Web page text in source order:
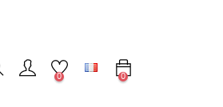
0 0